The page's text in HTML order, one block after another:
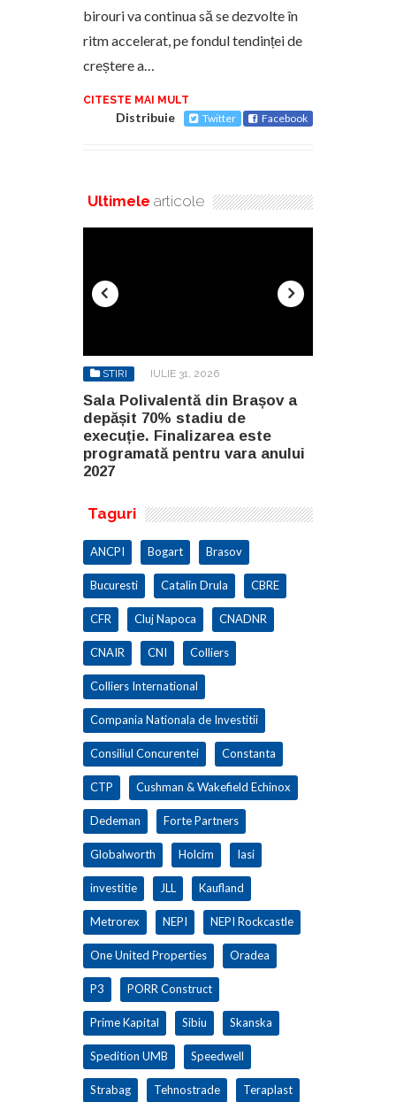
birouri va continua să se dezvolte în
ritm accelerat, pe fondul tendinței de
creștere a…
CITESTE MAI MULT
Distribuie Twitter Facebook
Ultimele articole
STIRI IULIE 31, 2026
Sala Polivalentă din Brașov a
depășit 70% stadiu de
execuție. Finalizarea este
programată pentru vara anului
2027
Taguri
ANCPI Bogart Brasov
Bucuresti Catalin Drula CBRE
CFR Cluj Napoca CNADNR
CNAIR CNI Colliers
Colliers International
Compania Nationala de Investitii
Consiliul Concurentei Constanta
CTP Cushman & Wakefield Echinox
Dedeman Forte Partners
Globalworth Holcim Iasi
investitie JLL Kaufland
Metrorex NEPI NEPI Rockcastle
One United Properties Oradea
P3 PORR Construct
Prime Kapital Sibiu Skanska
Spedition UMB Speedwell
Strabag Tehnostrade Teraplast